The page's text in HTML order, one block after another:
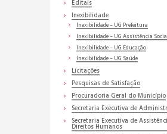
Editais
Inexibilidade
Inexibilidade – UG Prefeitura
Inexibilidade – UG Assistência
Inexibilidade – UG Educação
Inexibilidade – UG Saúde
Licitações
Pesquisas de Satisfação
Procuradoria Geral do Município
Secretaria Executiva de
Secretaria Executiva de
Direitos Humanos